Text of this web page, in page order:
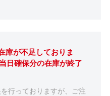
庫が不足しておりま
日確保分の在庫が終了
行っておりますが、ご注